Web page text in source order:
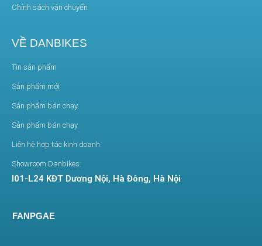
Chính sách vận chuyển
VỀ DANBIKES
Tin sản phẩm
Sản phẩm mới
Sản phẩm bán chạy
Sản phẩm bán chạy
Liên hệ hợp tác kinh doanh
Showroom Danbikes:
I01-L24 KĐT Dương Nội, Hà Đông, Hà Nội
FANPGAE